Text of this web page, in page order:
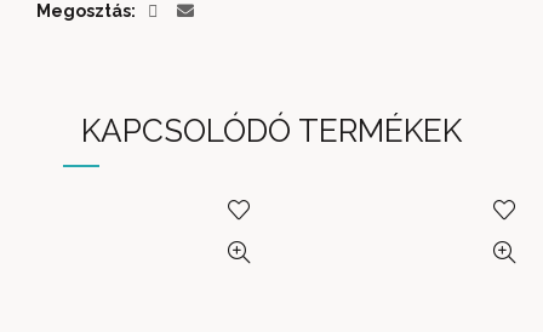
Megosztás
KAPCSOLÓDÓ TERMÉKEK